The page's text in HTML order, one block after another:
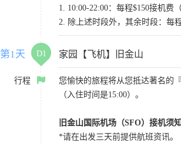
1. 10:00-22:00：每程$150接机
2. 除上述时段外，其余时段：每
第1天 D1 家园【飞机】旧金山
行程
您愉快的旅程将从您抵达著名的
（入住时间是15:00）。
旧金山国际机场（SFO）接机须
*请在出发三天前提供航班资讯。